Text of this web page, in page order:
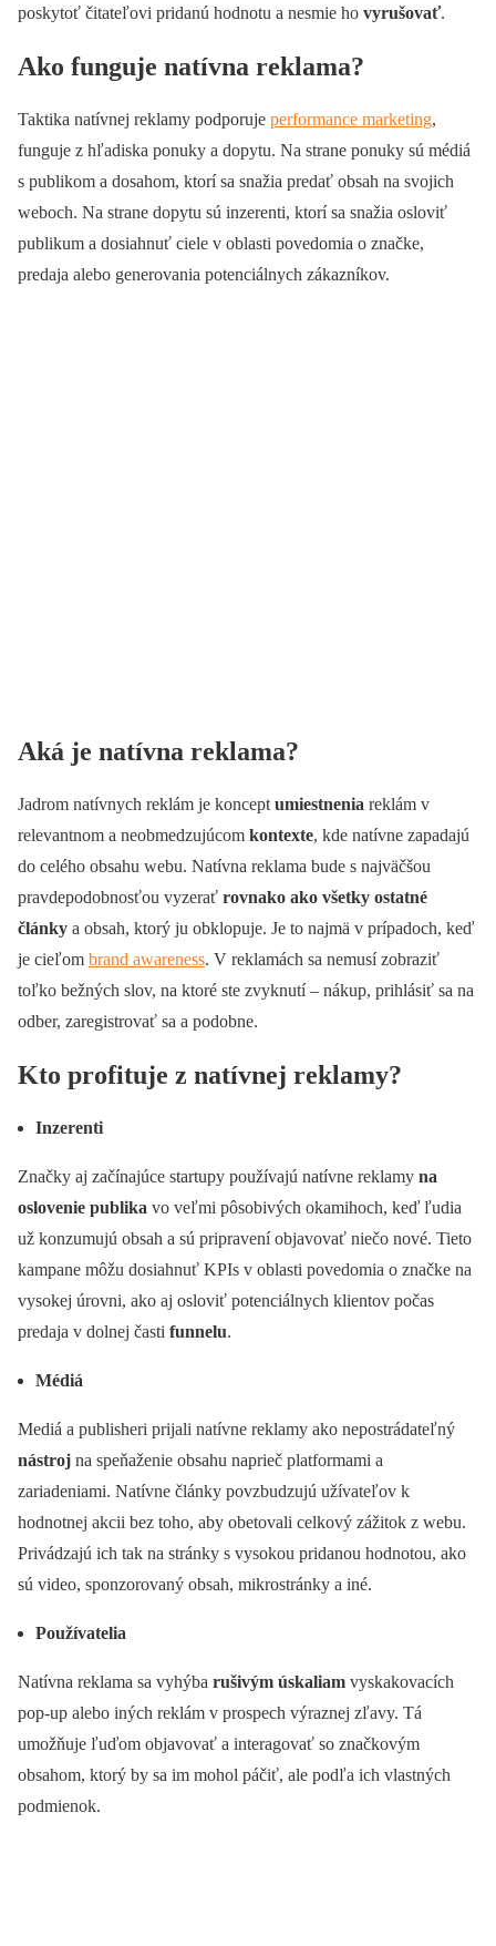
poskytoť čitateľovi pridanú hodnotu a nesmie ho vyrušovať.
Ako funguje natívna reklama?
Taktika natívnej reklamy podporuje performance marketing,
funguje z hľadiska ponuky a dopytu. Na strane ponuky sú médiá
s publikom a dosahom, ktorí sa snažia predať obsah na svojich
weboch. Na strane dopytu sú inzerenti, ktorí sa snažia osloviť
publikum a dosiahnuť ciele v oblasti povedomia o značke,
predaja alebo generovania potenciálnych zákazníkov.
Aká je natívna reklama?
Jadrom natívnych reklám je koncept umiestnenia reklám v
relevantnom a neobmedzujúcom kontexte, kde natívne zapadajú
do celého obsahu webu. Natívna reklama bude s najväčšou
pravdepodobnosťou vyzerať rovnako ako všetky ostatné
články a obsah, ktorý ju obklopuje. Je to najmä v prípadoch, keď
je cieľom brand awareness. V reklamách sa nemusí zobraziť
toľko bežných slov, na ktoré ste zvyknutí – nákup, prihlásiť sa na
odber, zaregistrovať sa a podobne.
Kto profituje z natívnej reklamy?
Inzerenti
Značky aj začínajúce startupy používajú natívne reklamy na
oslovenie publika vo veľmi pôsobivých okamihoch, keď ľudia
už konzumujú obsah a sú pripravení objavovať niečo nové. Tieto
kampane môžu dosiahnuť KPIs v oblasti povedomia o značke na
vysokej úrovni, ako aj osloviť potenciálnych klientov počas
predaja v dolnej časti funnelu.
Médiá
Mediá a publisheri prijali natívne reklamy ako nepostrádateľný
nástroj na speňaženie obsahu naprieč platformami a
zariadeniami. Natívne články povzbudzujú užívateľov k
hodnotnej akcii bez toho, aby obetovali celkový zážitok z webu.
Privádzajú ich tak na stránky s vysokou pridanou hodnotou, ako
sú video, sponzorovaný obsah, mikrostránky a iné.
Používatelia
Natívna reklama sa vyhýba rušivým úskaliam vyskakovacích
pop-up alebo iných reklám v prospech výraznej zľavy. Tá
umožňuje ľuďom objavovať a interagovať so značkovým
obsahom, ktorý by sa im mohol páčiť, ale podľa ich vlastných
podmienok.